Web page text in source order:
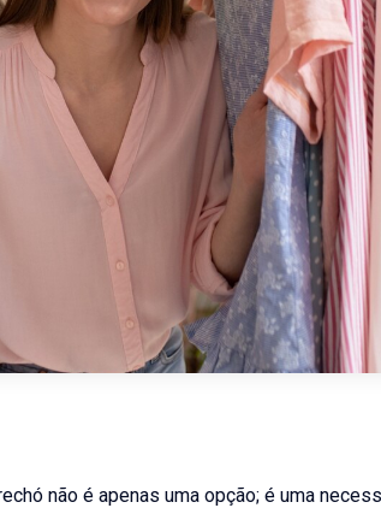
não é apenas uma opção; é uma